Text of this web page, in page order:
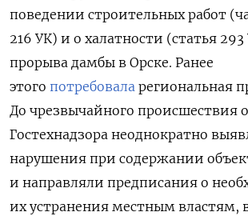
поведении строительных работ
216 УК) и о халатности (статья
прорыва дамбы в Орске. Ранее
этого потребовала региональная
До чрезвычайного происшествия
Гостехнадзора неоднократно
нарушения при содержании
и направляли предписания о
их устранения местным властям,